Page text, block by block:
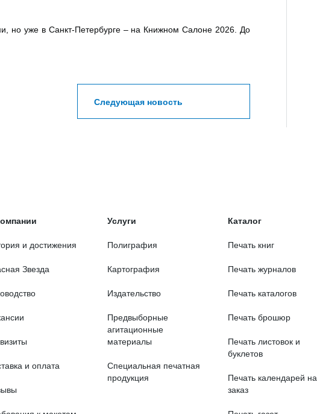
но уже в Санкт-Петербурге – на Книжном Салоне 2026. До
Следующая новость
и достижения
Звезда
и оплата
Услуги
Полиграфия
Картография
Издательство
Предвыборные
агитационные
материалы
Специальная печатная
продукция
Каталог
Печать книг
Печать журналов
Печать каталогов
Печать брошюр
Печать листовок и
буклетов
Печать календарей на
заказ